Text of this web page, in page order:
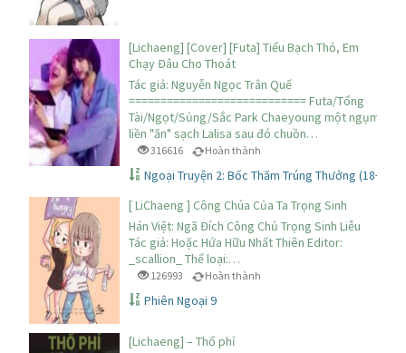
[Lichaeng] [Cover] [Futa] Tiểu Bạch Thỏ, Em
Chạy Đâu Cho Thoát
Tác giả: Nguyễn Ngọc Trân Quế
============================ Futa/Tổng
Tài/Ngọt/Sủng/Sắc Park Chaeyoung một ngụm
liền "ăn" sạch Lalisa sau đó chuồn…
316616 Hoàn thành
Ngoại Truyện 2: Bốc Thăm Trúng Thưởng (18+)
[ LiChaeng ] Công Chúa Của Ta Trọng Sinh
Hán Việt: Ngã Đích Công Chủ Trọng Sinh Liễu
Tác giả: Hoặc Hứa Hữu Nhất Thiên Editor:
_scallion_ Thể loại:…
126993 Hoàn thành
Phiên Ngoại 9
[Lichaeng] – Thổ phỉ